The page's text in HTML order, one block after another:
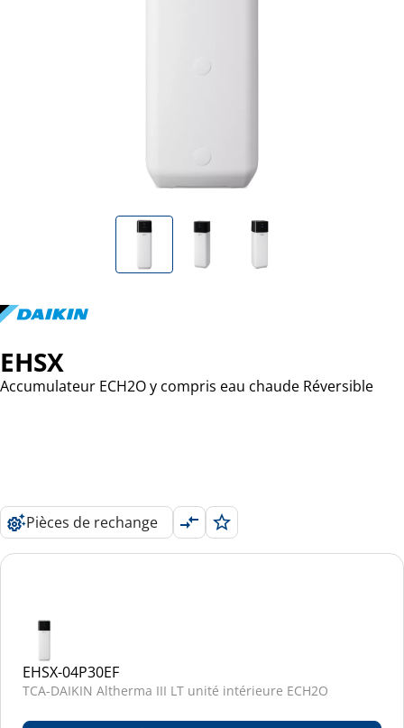
EHSX
Accumulateur ECH2O y compris eau chaude Réversible
Pièces de rechange
EHSX-04P30EF
TCA-DAIKIN Altherma III LT unité intérieure ECH2O